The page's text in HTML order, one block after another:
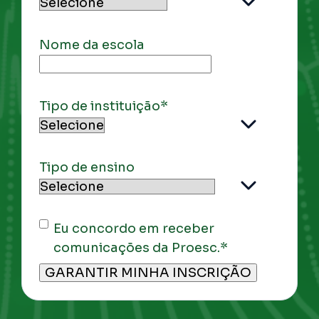
Nome da escola
Tipo de instituição*
Tipo de ensino
Eu concordo em receber
comunicações da Proesc.*